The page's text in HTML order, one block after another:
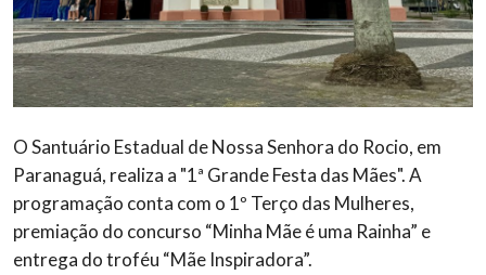
O Santuário Estadual de Nossa Senhora do Rocio, em
Paranaguá, realiza a "1ª Grande Festa das Mães". A
programação conta com o 1º Terço das Mulheres,
premiação do concurso “Minha Mãe é uma Rainha” e
entrega do troféu “Mãe Inspiradora”.